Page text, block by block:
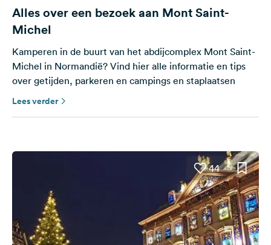
Alles over een bezoek aan Mont Saint-
Michel
Kamperen in de buurt van het abdijcomplex Mont Saint-
Michel in Normandië? Vind hier alle informatie en tips
over getijden, parkeren en campings en staplaatsen
Lees verder
44